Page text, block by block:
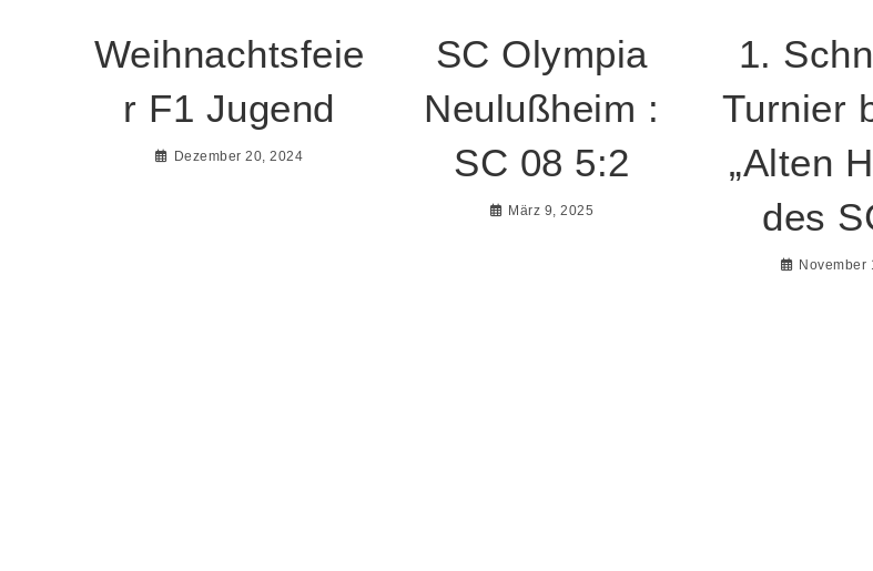
Weihnachtsfeie
r F1 Jugend
Dezember 20, 2024
SC Olympia
Neulußheim :
SC 08 5:2
März 9, 2025
1.
Turnier
„Alten
des
November